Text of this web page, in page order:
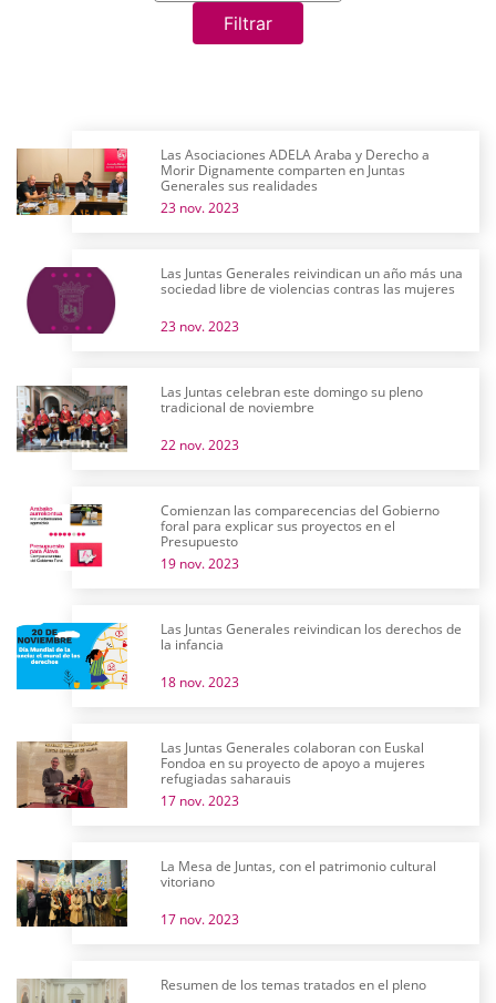
Filtrar
Las Asociaciones ADELA Araba y Derecho a
Morir Dignamente comparten en Juntas
Generales sus realidades
23 nov. 2023
Las Juntas Generales reivindican un año más una
sociedad libre de violencias contras las mujeres
23 nov. 2023
Las Juntas celebran este domingo su pleno
tradicional de noviembre
22 nov. 2023
Comienzan las comparecencias del Gobierno
foral para explicar sus proyectos en el
Presupuesto
19 nov. 2023
Las Juntas Generales reivindican los derechos de
la infancia
18 nov. 2023
Las Juntas Generales colaboran con Euskal
Fondoa en su proyecto de apoyo a mujeres
refugiadas saharauis
17 nov. 2023
La Mesa de Juntas, con el patrimonio cultural
vitoriano
17 nov. 2023
Resumen de los temas tratados en el pleno